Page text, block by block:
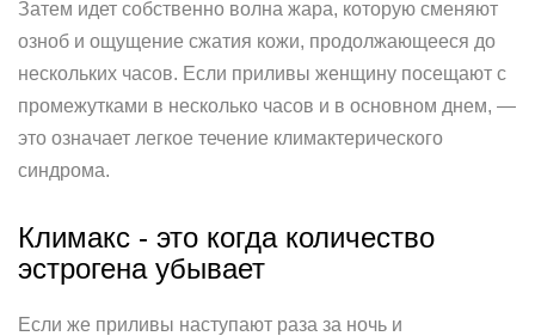
Затем идет собственно волна жара, которую сменяют
озноб и ощущение сжатия кожи, продолжающееся до
нескольких часов. Если приливы женщину посещают с
промежутками в несколько часов и в основном днем, —
это означает легкое течение климактерического
синдрома.
Климакс - это когда количество
эстрогена убывает
Если же приливы наступают раза за ночь и